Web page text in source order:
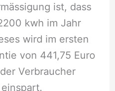
ist, dass
kwh im Jahr
wird im ersten
von 441,75 Euro
Verbraucher